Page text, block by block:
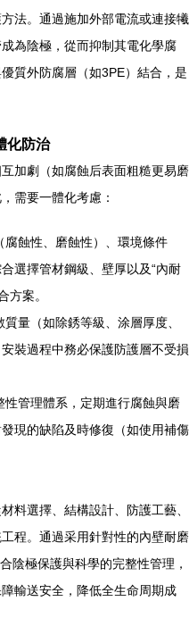
法。通過施加外部電流或連接犧
為陰極，從而抑制其電化學腐
質外防腐層（如3PE）結合，是
化防治
加劇（如腐蝕后表面粗糙更易磨
需要一體化考慮：
腐蝕性、磨蝕性）、環境條件
選擇管材鋼級、壁厚以及“內耐
方案。
量（如除銹等級、涂層厚度、
裝過程中務必保護防護層不受損
性管理體系，定期進行腐蝕與磨
現的缺陷及時修復（如使用補傷
料選擇、結構設計、防護工藝、
程。通過采用針對性的內壁耐磨
陰極保護與科學的完整性管理，
輸送安全，降低全生命周期成